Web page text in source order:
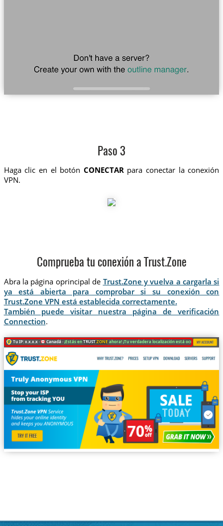
Paso 3
Haga clic en el botón CONECTARpara conectar la conexión
VPN.
Comprueba tu conexión a Trust.Zone
Abra la página oprincipal de Trust.Zone y vuelva a cargarla si
ya está abierta para comprobar si su conexión con
Trust.Zone VPN está establecida correctamente.
También puede visitar nuestra página de verificación
Connection.
Tu IP: x.x.x.x · Canadá ·¡Estás enTRUST.ZONE ahora! ¡Tu verdadera localización está oculta!